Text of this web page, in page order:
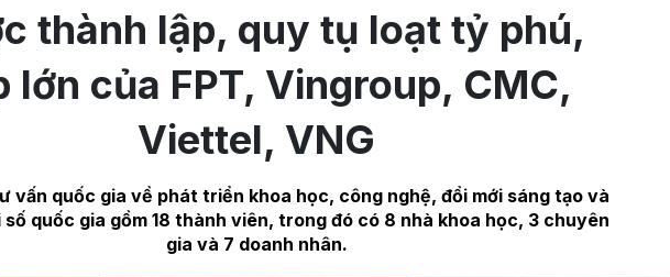
thành lập, quy tụ loạt tỷ phú,
lớn của FPT, Vingroup, CMC,
Viettel, VNG
vấn quốc gia về phát triển khoa học, công nghệ, đổi mới sáng tạo và
quốc gia gồm 18 thành viên, trong đó có 8 nhà khoa học, 3 chuyên
gia và 7 doanh nhân.